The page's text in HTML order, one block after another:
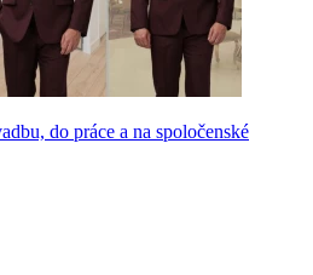
do práce a na spoločenské